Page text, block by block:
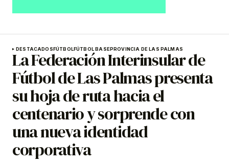
DESTACADOSFÚTBOLFÚTBOL BASEPROVINCIA DE LAS PALMAS
La Federación Interinsular de
Fútbol de Las Palmas presenta
su hoja de ruta hacia el
centenario y sorprende con
una nueva identidad
corporativa